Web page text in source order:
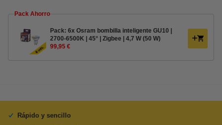
Pack Ahorro
Pack: 6x Osram bombilla inteligente GU10 |
2700-6500K | 45° | Zigbee | 4,7 W (50 W)
99,95 €
Rápido y sencillo